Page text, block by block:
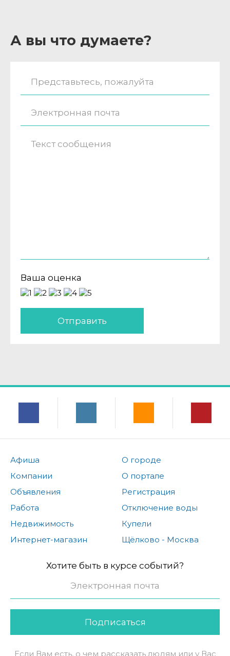
А вы что думаете?
Ваша оценка
Отправить
Афиша
Компании
Объявления
Работа
Недвижимость
Интернет-магазин
О городе
О портале
Регистрация
Отключение воды
Купели
Щёлково - Москва
Хотите быть в курсе событий?
Подписаться
Если Вам есть, о чем рассказать людям или у Вас